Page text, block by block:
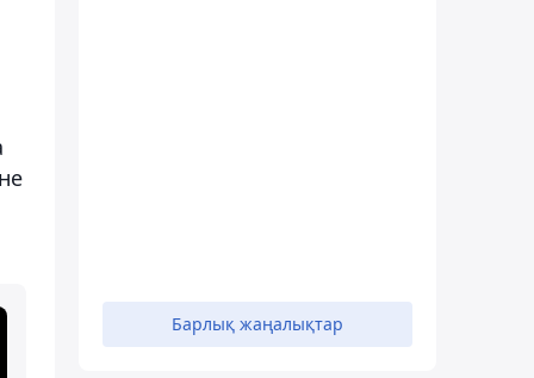
Барлық жаңалықтар